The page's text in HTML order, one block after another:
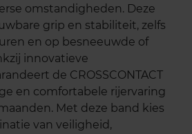
omstandigheden. Deze
grip en stabiliteit, zelfs
en op besneeuwde of
innovatieve
de CROSSCONTACT
en comfortabele rijervaring
Met deze band kies
van veiligheid,